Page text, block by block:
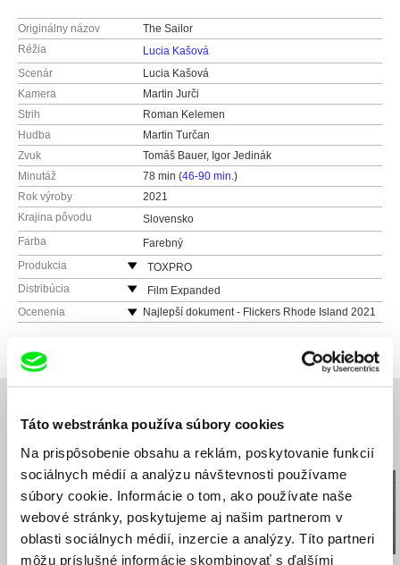
Táto webstránka používa súbory cookies
Na prispôsobenie obsahu a reklám, poskytovanie funkcií
sociálnych médií a analýzu návštevnosti používame
súbory cookie. Informácie o tom, ako používate naše
webové stránky, poskytujeme aj našim partnerom v
oblasti sociálnych médií, inzercie a analýzy. Títo partneri
môžu príslušné informácie skombinovať s ďalšími
Originálny názov
The Sailor
Réžia
Lucia Kašová
Scenár
Lucia Kašová
Kamera
Martin Jurči
Strih
Roman Kelemen
Hudba
Martin Turčan
Zvuk
Tomáš Bauer, Igor Jedinák
Minutáž
78 min (46-90 min.)
Rok výroby
2021
Krajina pôvodu
Slovensko
Farba
Farebný
Produkcia
TOXPRO
Štefaniková 5
81106 Bratislava
Distribúcia
Film Expanded
Haburská 20
Ocenenia Najlepší dokument - Flickers Rhode Island 2021
Súvisiace filmy (20)